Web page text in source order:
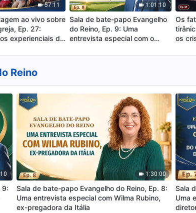
57:11
ao vivo sobre
Ep. 27:
experienciais da
Tailândia:
o julgamento é
1:01:10
Sala de bate-papo Evangelho
do Reino, Ep. 9: Uma
entrevista especial com o
Cocup
Os
os
Reino
9:
1:30:00
Sala de bate-papo Evangelho do Reino, Ep. 8:
Uma entrevista especial com Wilma Rubino,
ex-pregadora da Itália
Sala
Uma